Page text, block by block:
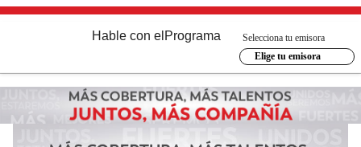
Hable con el Programa
Selecciona tu emisora
Elige tu emisora